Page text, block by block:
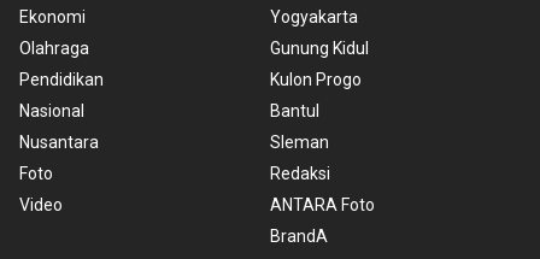
Ekonomi
Olahraga
Pendidikan
Nasional
Nusantara
Foto
Video
Yogyakarta
Gunung Kidul
Kulon Progo
Bantul
Sleman
Redaksi
ANTARA Foto
BrandA